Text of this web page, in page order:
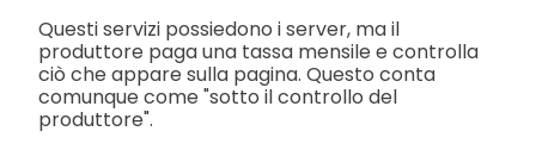
Questi servizi possiedono i server, ma il
produttore paga una tassa mensile e controlla
ciò che appare sulla pagina. Questo conta
comunque come "sotto il controllo del
produttore".